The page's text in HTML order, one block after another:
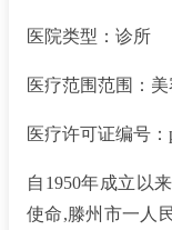
医院类型：诊所
医疗范围范围：
医疗许可证编号：
自1950年成立以
使命,滕州市一人